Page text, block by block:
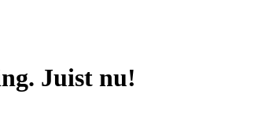
Juist nu!